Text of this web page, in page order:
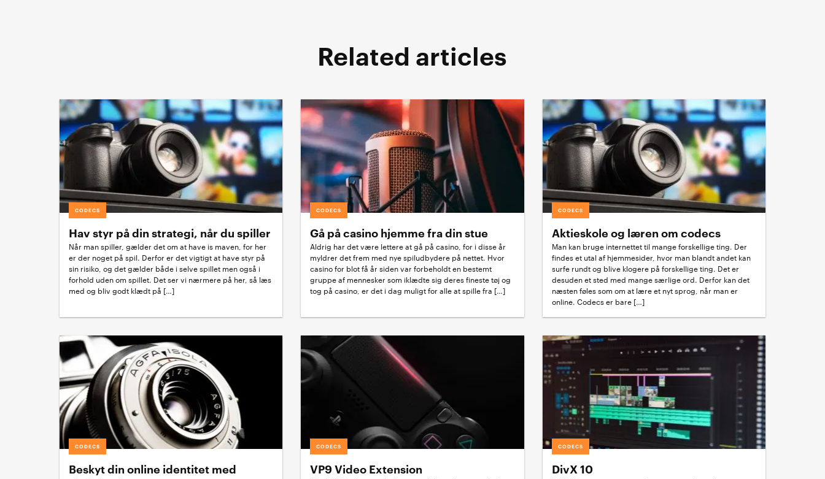
Related articles
CODECS
Hav styr på din strategi, når du spiller
Når man spiller, gælder det om at have is maven, for her
er der noget på spil. Derfor er det vigtigt at have styr på
sin risiko, og det gælder både i selve spillet men også i
forhold uden om spillet. Det ser vi nærmere på her, så læs
med og bliv godt klædt på […]
CODECS
Gå på casino hjemme fra din stue
Aldrig har det være lettere at gå på casino, for i disse år
myldrer det frem med nye spiludbydere på nettet. Hvor
casino for blot få år siden var forbeholdt en bestemt
gruppe af mennesker som iklædte sig deres fineste tøj og
tog på casino, er det i dag muligt for alle at spille fra […]
CODECS
Aktieskole og læren om codecs
Man kan bruge internettet til mange forskellige ting. Der
findes et utal af hjemmesider, hvor man blandt andet kan
surfe rundt og blive klogere på forskellige ting. Det er
desuden et sted med mange særlige ord. Derfor kan det
næsten føles som om at lære et nyt sprog, når man er
online. Codecs er bare […]
CODECS
Beskyt din online identitet med
CODECS
VP9 Video Extension
CODECS
DivX 10